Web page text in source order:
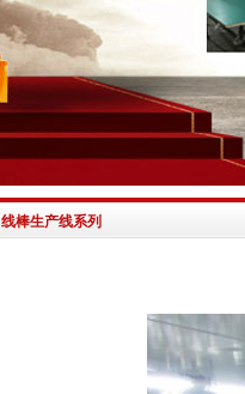
线棒生产线系列